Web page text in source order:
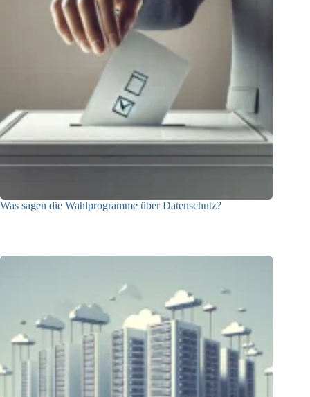
Was sagen die Wahlprogramme über Datenschutz?